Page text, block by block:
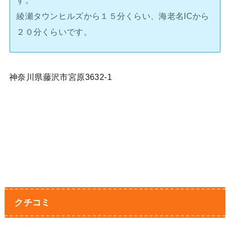
綾瀬タウンヒルズから１５分くらい、海老名ICから
２０分くらいです。
神奈川県藤沢市宮原3632-1
クチコミ